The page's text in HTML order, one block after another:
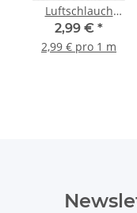
Luftschlauch
transparent 18x22 mm x
1 Meter
2,99 € *
2,99 € pro 1 m